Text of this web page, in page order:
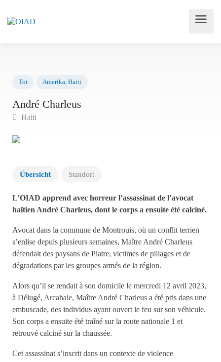
André Charleus
Übersicht Standort
L’OIAD apprend avec horreur l’assassinat de l’avocat
haïtien André Charleus, dont le corps a ensuite été calciné.
Avocat dans la commune de Montrouis, où un conflit terrien
s’enlise depuis plusieurs semaines, Maître André Charleus
défendait des paysans de Piatre, victimes de pillages et de
dégradations par les groupes armés de la région.
Alors qu’il se rendait à son domicile le mercredi 12 avril 2023,
à Délugé, Arcahaie, Maître André Charleus a été pris dans une
embuscade, des individus ayant ouvert le feu sur son véhicule.
Son corps a ensuite été traîné sur la route nationale 1 et
retrouvé calciné sur la chaussée.
Cet assassinat s’inscrit dans un contexte de violence